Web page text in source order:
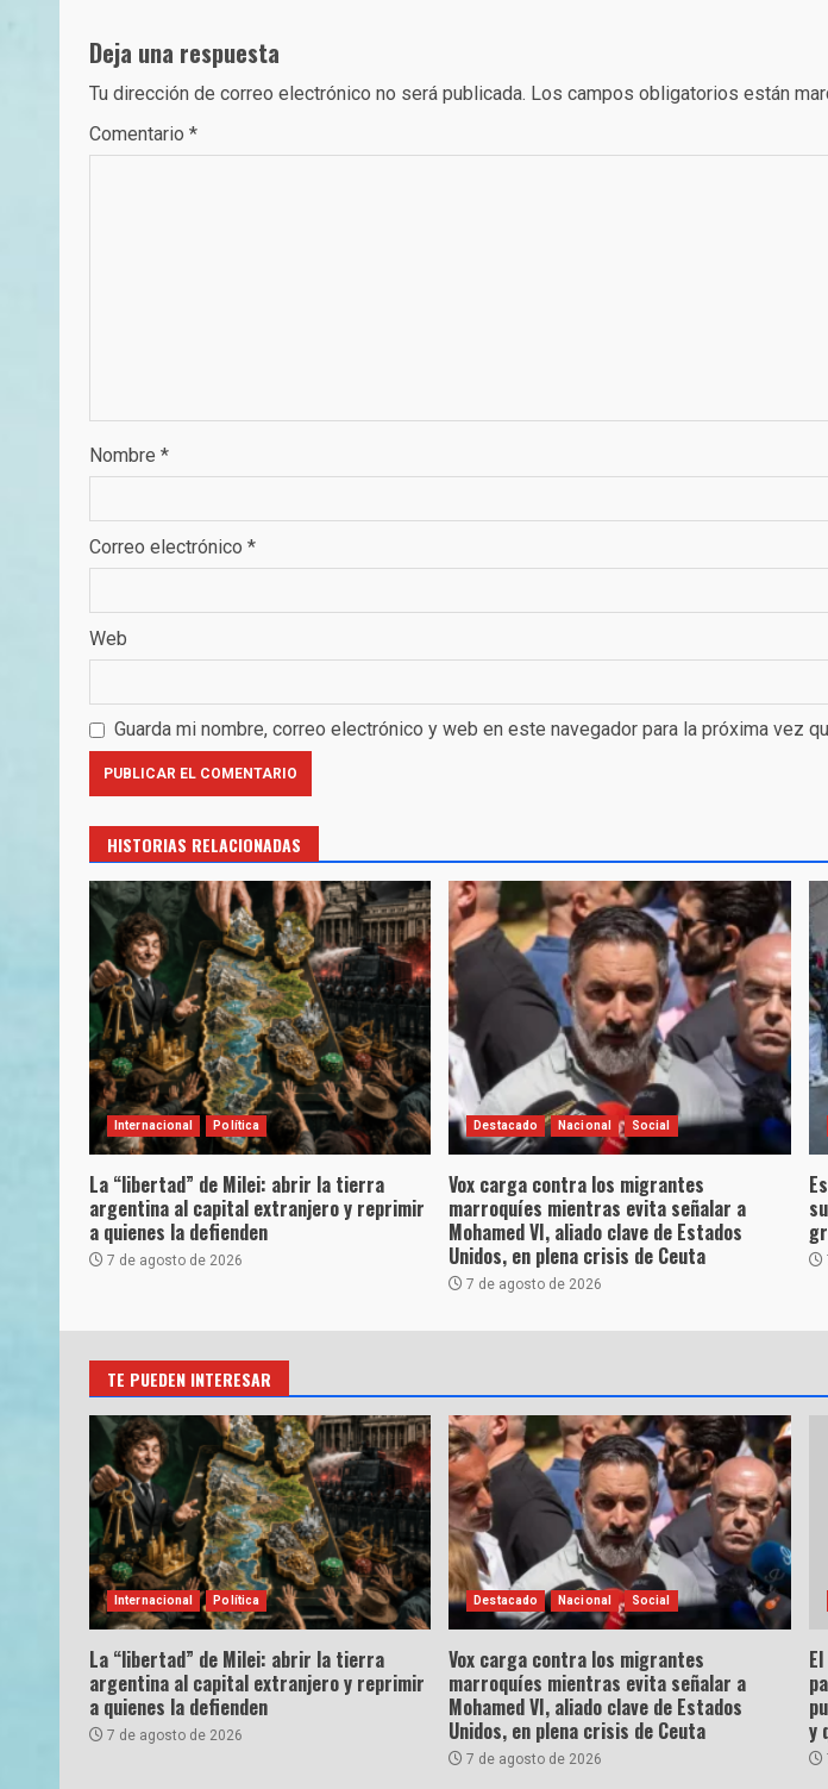
Deja una respuesta
Tu dirección de correo electrónico no será publicada. Los campos obligatorios están
Comentario *
Nombre *
Correo electrónico *
Web
Guarda mi nombre, correo electrónico y web en este navegador para la próxima vez
HISTORIAS RELACIONADAS
Internacional Política
La “libertad” de Milei: abrir la tierra
argentina al capital extranjero y reprimir
a quienes la defienden
7 de agosto de 2026
Destacado Nacional Social
Vox carga contra los migrantes
marroquíes mientras evita señalar a
Mohamed VI, aliado clave de Estados
Unidos, en plena crisis de Ceuta
7 de agosto de 2026
TE PUEDEN INTERESAR
Internacional Política
La “libertad” de Milei: abrir la tierra
argentina al capital extranjero y reprimir
a quienes la defienden
7 de agosto de 2026
Destacado Nacional Social
Vox carga contra los migrantes
marroquíes mientras evita señalar a
Mohamed VI, aliado clave de Estados
Unidos, en plena crisis de Ceuta
7 de agosto de 2026
y